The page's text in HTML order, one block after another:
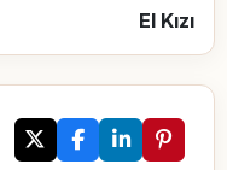
El Kızı